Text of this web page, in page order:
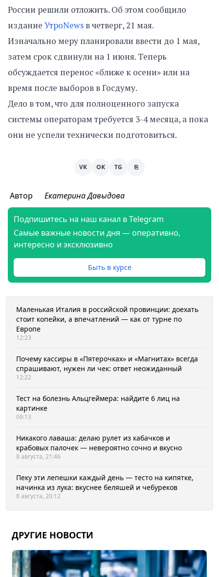
России решили отложить. Об этом сообщило
издание УтроNews в четверг, 21 мая.
Изначально меру планировали ввести до 1 мая,
затем срок сдвинули на 1 июня. Теперь
обсуждается перенос «ближе к осени» или на
время после выборов в Госдуму.
Дело в том, что для полноценного запуска
системы операторам требуется 3-4 месяца, а пока
они не успели технически подготовиться.
VK OK TG ⎘
Автор Екатерина Давыдова
Подпишитесь на наш канал в Telegram
Самые важные новости дня — оперативно,
интересно и эксклюзивно
Быть в курсе
Маленькая Италия в российской провинции: доехать
стоит копейки, а впечатлений — как от турне по
Европе
12:23
Почему кассиры в «Пятерочках» и «Магнитах» всегда
спрашивают, нужен ли чек: ответ неожиданный
12:22
Тест на болезнь Альцгеймера: найдите 6 лиц на
картинке
09:13
Никакого лаваша: делаю рулет из кабачков и
крабовых палочек — невероятно сочно и вкусно
8 августа, 21:46
Пеку эти лепешки каждый день — тесто на кипятке,
начинка из лука: вкуснее беляшей и чебуреков
8 августа, 20:12
ДРУГИЕ НОВОСТИ